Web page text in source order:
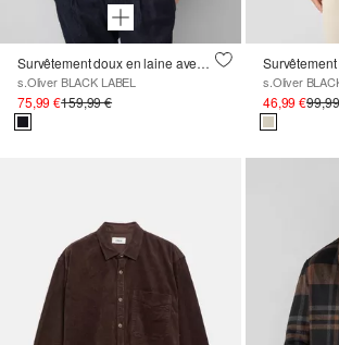
Survêtement doux en laine avec patch d'étiquette
s.Oliver BLACK LABEL
75,99 €159,99 €
s.Oliver
46,99 €